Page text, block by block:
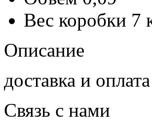
Вес коробки 7
Описание
доставка и оплата
Связь с нами